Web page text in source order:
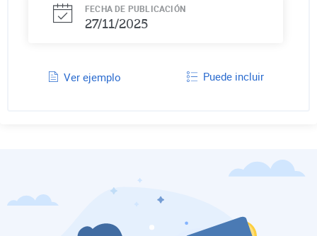
FECHA DE PUBLICACIÓN
27/11/2025
Ver ejemplo Puede incluir